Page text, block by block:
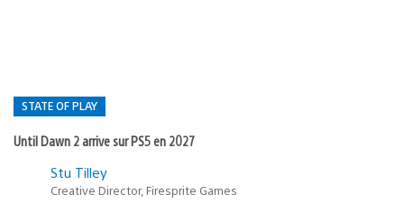
STATE OF PLAY
Until Dawn 2 arrive sur PS5 en 2027
PostéeStu Tilley
Creative Director, Firesprite Games